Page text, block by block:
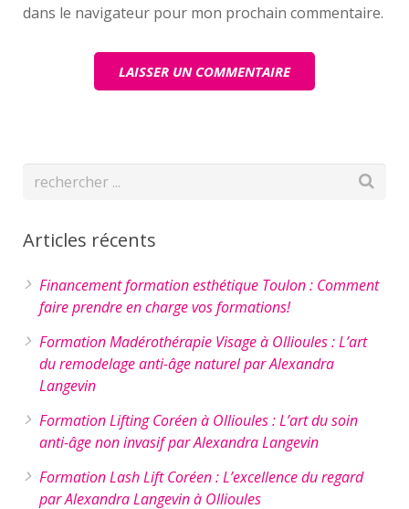
dans le navigateur pour mon prochain commentaire.
Articles récents
Financement formation esthétique Toulon : Comment
faire prendre en charge vos formations!
Formation Madérothérapie Visage à Ollioules : L’art
du remodelage anti-âge naturel par Alexandra
Langevin
Formation Lifting Coréen à Ollioules : L’art du soin
anti-âge non invasif par Alexandra Langevin
Formation Lash Lift Coréen : L’excellence du regard
par Alexandra Langevin à Ollioules